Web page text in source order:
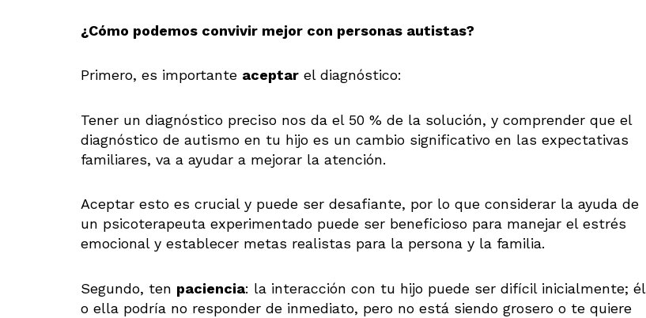
¿Cómo podemos convivir mejor con personas autistas?
Primero, es importante aceptar el diagnóstico:
Tener un diagnóstico preciso nos da el 50 % de la solución, y comprender que el
diagnóstico de autismo en tu hijo es un cambio significativo en las expectativas
familiares, va a ayudar a mejorar la atención.
Aceptar esto es crucial y puede ser desafiante, por lo que considerar la ayuda de
un psicoterapeuta experimentado puede ser beneficioso para manejar el estrés
emocional y establecer metas realistas para la persona y la familia.
Segundo, ten paciencia: la interacción con tu hijo puede ser difícil inicialmente; él
o ella podría no responder de inmediato, pero no está siendo grosero o te quiere